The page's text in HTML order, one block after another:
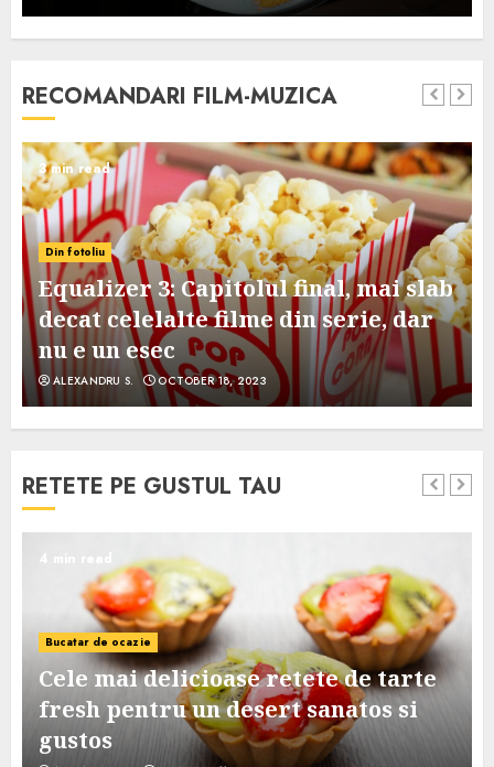
RECOMANDARI FILM-MUZICA
3 min read
Din fotoliu
Equalizer 3: Capitolul final, mai slab
decat celelalte filme din serie, dar
nu e un esec
ALEXANDRU S. OCTOBER 18, 2023
RETETE PE GUSTUL TAU
4 min read
Bucatar de ocazie
Cele mai delicioase retete de tarte
fresh pentru un desert sanatos si
gustos